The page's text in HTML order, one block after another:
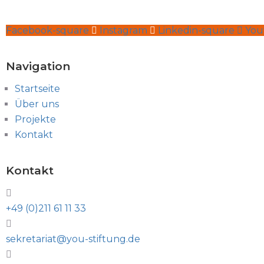
Facebook-square Instagram Linkedin-square
Navigation
Startseite
Über uns
Projekte
Kontakt
Kontakt
+49 (0)211 61 11 33
sekretariat@you-stiftung.de